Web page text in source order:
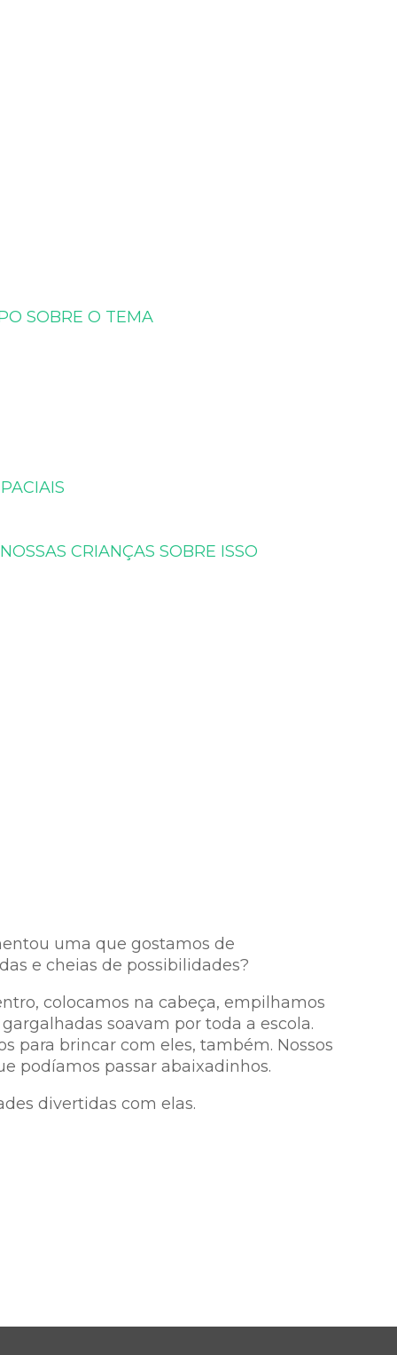
SOBRE O TEMA
CRIANÇAS SOBRE ISSO
uma que gostamos de
e cheias de possibilidades?
colocamos na cabeça, empilhamos
gargalhadas soavam por toda a escola.
para brincar com eles, também. Nossos
podíamos passar abaixadinhos.
divertidas com elas.